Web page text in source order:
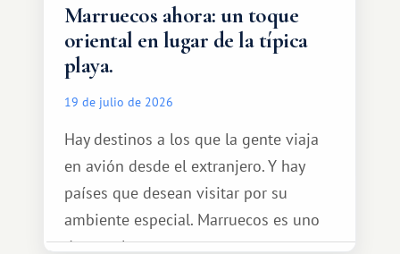
Marruecos ahora: un toque
oriental en lugar de la típica
playa.
19 de julio de 2026
Hay destinos a los que la gente viaja
en avión desde el extranjero. Y hay
países que desean visitar por su
ambiente especial. Marruecos es uno
de esos lugares.